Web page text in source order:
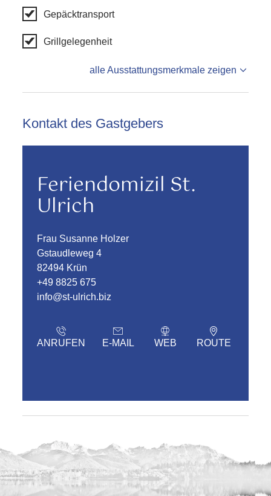
Gepäcktransport
Grillgelegenheit
alle Ausstattungsmerkmale zeigen
Kontakt des Gastgebers
Feriendomizil St.
Ulrich
Frau Susanne Holzer
Gstaudleweg 4
82494 Krün
+49 8825 675
info@st-ulrich.biz
ANRUFEN E-MAIL WEB ROUTE